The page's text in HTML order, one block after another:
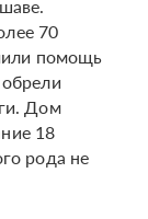
70
помощь
Дом
18
рода не